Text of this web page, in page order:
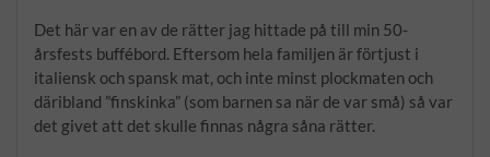
Det här var en av de rätter jag hittade på till min 50-
årsfests buffébord. Eftersom hela familjen är förtjust i
italiensk och spansk mat, och inte minst plockmaten och
däribland ”finskinka” (som barnen sa när de var små) så var
det givet att det skulle finnas några såna rätter.